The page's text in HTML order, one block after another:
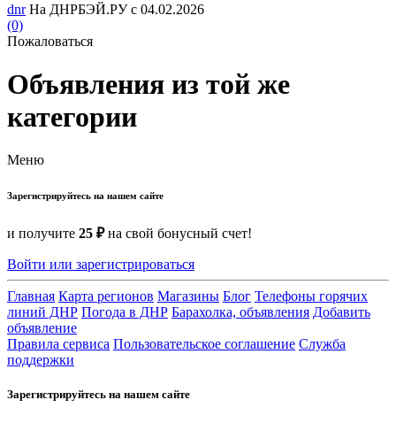
dnr На ДНРБЭЙ.РУ с 04.02.2026
(0)
Пожаловаться
Объявления из той же
категории
Меню
Зарегистрируйтесь на нашем сайте
и получите 25 ₽на свой бонусный счет!
Войти или зарегистрироваться
Главная Карта регионов Магазины Блог Телефоны горячих
линий ДНР Погода в ДНР Барахолка, объявления Добавить
объявление
Правила сервиса Пользовательское соглашение Служба
поддержки
Зарегистрируйтесь на нашем сайте